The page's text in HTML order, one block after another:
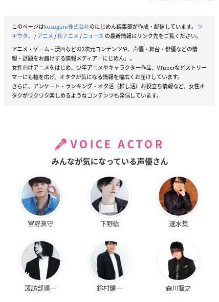
このページはkusuguru株式会社のにじめん編集部が作成・配信しています。 ツ
キウタ。 /アニメ/秋アニメ/ニュース の最新情報はリンク先をご覧ください。
アニメ・ゲーム・漫画などの2次元コンテンツや、声優・舞台・俳優などの情
報・話題をお届けする情報メディア「にじめん」。
女性向けアニメをはじめ、少年アニメやキャラクター作品、VTuberなどストリー
マーにも幅を広げ、オタクが気になる情報を幅広くお届けしています。
さらに、アンケート・ランキング・オタ活（推し活）お役立ち情報など、女性オ
タクがワクワク楽しめるようなコンテンツも発信しています。
VOICE ACTOR
みんなが気になっている声優さん
宮野真守 下野紘 速水奨
諏訪部順一 鈴村健一 森川智之